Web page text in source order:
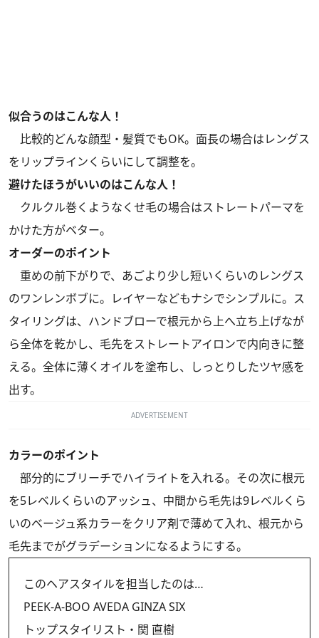
似合うのはこんな人！
比較的どんな顔型・髪質でもOK。面長の場合はレングス
をリップラインくらいにして調整を。
避けたほうがいいのはこんな人！
クルクル巻くようなくせ毛の場合はストレートパーマを
かけた方がベター。
オーダーのポイント
重めの前下がりで、あごより少し短いくらいのレングス
のワンレンボブに。レイヤーなどもナシでシンプルに。ス
タイリングは、ハンドブローで根元から上へ立ち上げなが
ら全体を乾かし、毛先をストレートアイロンで内向きに整
える。全体に薄くオイルを塗布し、しっとりしたツヤ感を
出す。
ADVERTISEMENT
カラーのポイント
部分的にブリーチでハイライトを入れる。その次に根元
を5レベルくらいのアッシュ、中間から毛先は9レベルくら
いのベージュ系カラーをクリア剤で薄めて入れ、根元から
毛先までがグラデーションになるようにする。
このヘアスタイルを担当したのは…
PEEK-A-BOO AVEDA GINZA SIX
トップスタイリスト・関 直樹